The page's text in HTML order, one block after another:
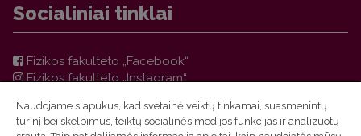
Socialiniai tinklai
Fizikos fakulteto „Facebook“
Fizikos fakulteto „Instagram“
VU FF TFAI Molėtų astronomijos observatorijos
„Facebook“
Naudojame slapukus, kad svetainė veiktų tinkamai, suasmenintų
turinį bei skelbimus, teiktų socialinės medijos funkcijas ir analizuotų